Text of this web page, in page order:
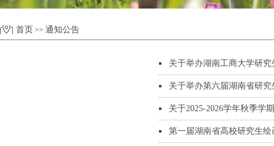
首页 >> 通知公告
关于举办湖南工商大学研
关于举办第六届湖南省研
关于2025-2026学年秋季学
第一届湖南省高校研究生